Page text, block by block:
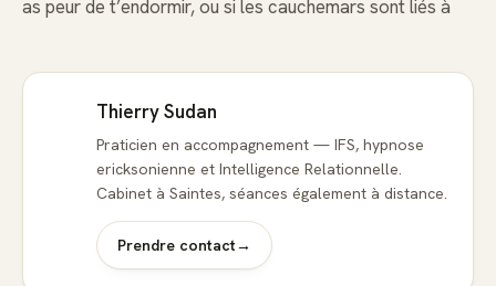
as peur de t’endormir, ou si les cauchemars sont liés à
Thierry Sudan
Praticien en accompagnement — IFS, hypnose
ericksonienne et Intelligence Relationnelle.
Cabinet à Saintes, séances également à distance.
Prendre contact→